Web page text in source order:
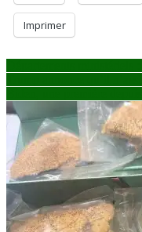
Imprimer
Navigation
de
l’article